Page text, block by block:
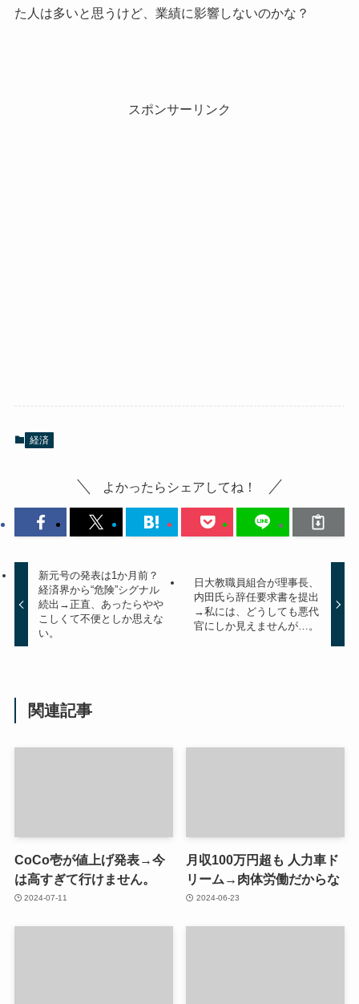
た人は多いと思うけど、業績に影響しないのかな？
スポンサーリンク
経済
よかったらシェアしてね！
新元号の発表は1か月前？
経済界から“危険”シグナル
続出→正直、あったらやや
こしくて不便としか思えな
い。
日大教職員組合が理事長、
内田氏ら辞任要求書を提出
→私には、どうしても悪代
官にしか見えませんが…。
関連記事
CoCo壱が値上げ発表→今
は高すぎて行けません。
2024-07-11
月収100万円超も 人力車ド
リーム→肉体労働だからな
2024-06-23